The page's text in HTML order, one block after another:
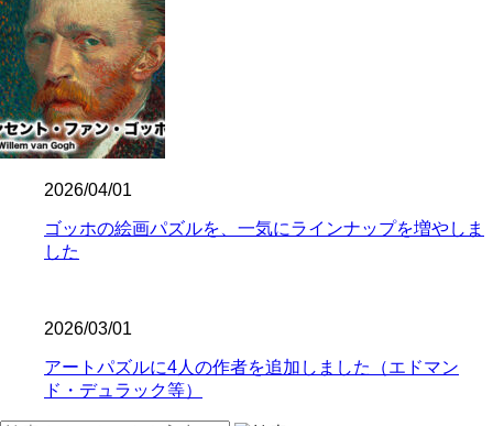
2026/04/01
ゴッホの絵画パズルを、一気にラインナップを増やしま
した
2026/03/01
アートパズルに4人の作者を追加しました（エドマン
ド・デュラック等）